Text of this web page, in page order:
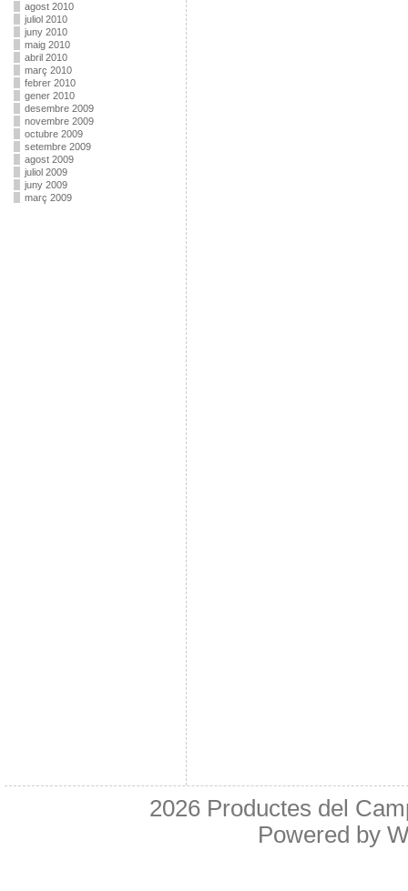
agost 2010
juliol 2010
juny 2010
maig 2010
abril 2010
març 2010
febrer 2010
gener 2010
desembre 2009
novembre 2009
octubre 2009
setembre 2009
agost 2009
juliol 2009
juny 2009
març 2009
2026 Productes del
Powered by